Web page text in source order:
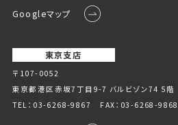
Googleマップ
東京支店
〒107-0052
東京都港区赤坂7丁目9-7 バルビゾン74 5階
TEL： 03-6268-9867 FAX：03-6268-9868